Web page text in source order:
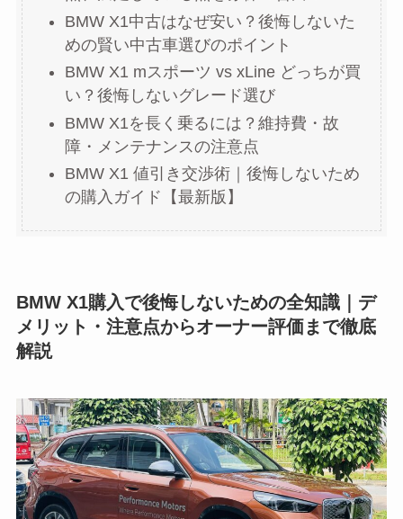
BMW X1中古はなぜ安い？後悔しないた
めの賢い中古車選びのポイント
BMW X1 mスポーツ vs xLine どっちが買
い？後悔しないグレード選び
BMW X1を長く乗るには？維持費・故
障・メンテナンスの注意点
BMW X1 値引き交渉術｜後悔しないため
の購入ガイド【最新版】
BMW X1購入で後悔しないための全知識｜デ
メリット・注意点からオーナー評価まで徹底
解説